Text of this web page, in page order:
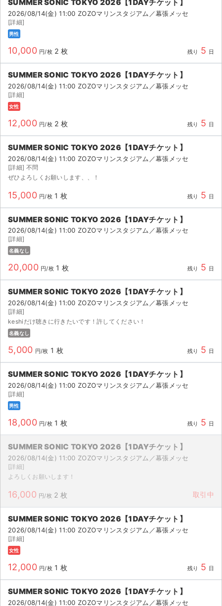
SUMMER SONIC TOKYO 2026【1DAYチケット】
2026/08/14(金) 11:00 ZOZOマリンスタジアム／幕張メッセ
[詳細]
男性
10,000 円/枚 2 枚 残り 5 日
SUMMER SONIC TOKYO 2026【1DAYチケット】
2026/08/14(金) 11:00 ZOZOマリンスタジアム／幕張メッセ
[詳細]
女性
12,000 円/枚 2 枚 残り 5 日
SUMMER SONIC TOKYO 2026【1DAYチケット】
2026/08/14(金) 11:00 ZOZOマリンスタジアム／幕張メッセ
[詳細] 不問
ぜひよろしくお願いします、、！
15,000 円/枚 1 枚 残り 5 日
SUMMER SONIC TOKYO 2026【1DAYチケット】
2026/08/14(金) 11:00 ZOZOマリンスタジアム／幕張メッセ
[詳細]
名義なし
20,000 円/枚 1 枚 残り 5 日
SUMMER SONIC TOKYO 2026【1DAYチケット】
2026/08/14(金) 11:00 ZOZOマリンスタジアム／幕張メッセ
[詳細]
keshiだけ聴きに行きたいです！許してください！
名義なし
5,000 円/枚 1 枚 残り 5 日
SUMMER SONIC TOKYO 2026【1DAYチケット】
2026/08/14(金) 11:00 ZOZOマリンスタジアム／幕張メッセ
[詳細]
男性
18,000 円/枚 1 枚 残り 5 日
SUMMER SONIC TOKYO 2026【1DAYチケット】
2026/08/14(金) 11:00 ZOZOマリンスタジアム／幕張メッセ
[詳細]
よろしくお願いします！
16,000 円/枚 2 枚 取引中
SUMMER SONIC TOKYO 2026【1DAYチケット】
2026/08/14(金) 11:00 ZOZOマリンスタジアム／幕張メッセ
[詳細]
女性
12,000 円/枚 1 枚 残り 5 日
SUMMER SONIC TOKYO 2026【1DAYチケット】
2026/08/14(金) 11:00 ZOZOマリンスタジアム／幕張メッセ